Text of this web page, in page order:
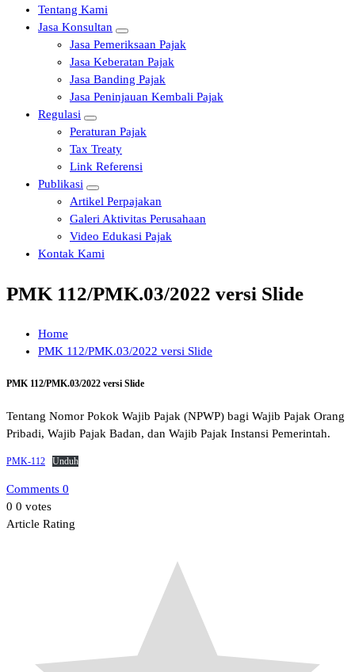
Tentang Kami
Jasa Konsultan
Jasa Pemeriksaan Pajak
Jasa Keberatan Pajak
Jasa Banding Pajak
Jasa Peninjauan Kembali Pajak
Regulasi
Peraturan Pajak
Tax Treaty
Link Referensi
Publikasi
Artikel Perpajakan
Galeri Aktivitas Perusahaan
Video Edukasi Pajak
Kontak Kami
PMK 112/PMK.03/2022 versi Slide
Home
PMK 112/PMK.03/2022 versi Slide
PMK 112/PMK.03/2022 versi Slide
Tentang Nomor Pokok Wajib Pajak (NPWP) bagi Wajib Pajak Orang
Pribadi, Wajib Pajak Badan, dan Wajib Pajak Instansi Pemerintah.
PMK-112 Unduh
Comments 0
0 0 votes
Article Rating